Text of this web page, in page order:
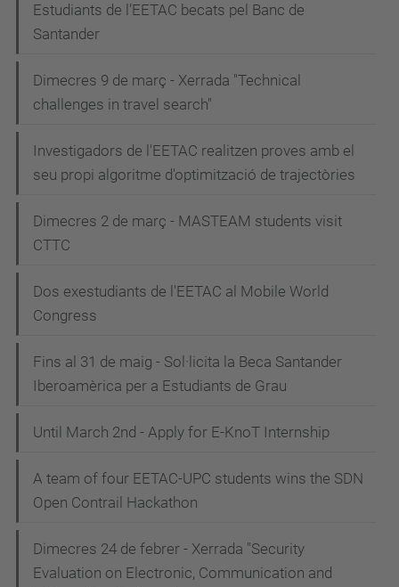
Estudiants de l’EETAC becats pel Banc de
Santander
Dimecres 9 de març - Xerrada "Technical
challenges in travel search"
Investigadors de l'EETAC realitzen proves amb el
seu propi algoritme d'optimització de trajectòries
Dimecres 2 de març - MASTEAM students visit
CTTC
Dos exestudiants de l'EETAC al Mobile World
Congress
Fins al 31 de maig - Sol·licita la Beca Santander
Iberoamèrica per a Estudiants de Grau
Until March 2nd - Apply for E-KnoT Internship
A team of four EETAC-UPC students wins the SDN
Open Contrail Hackathon
Dimecres 24 de febrer - Xerrada "Security
Evaluation on Electronic, Communication and